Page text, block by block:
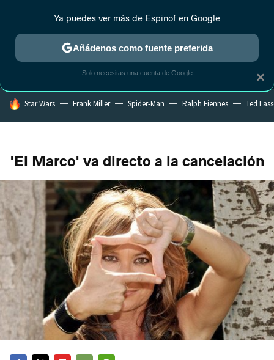
MENÚ NUEVO
ESTRENOS REALITY ANIME RANKINGS CINE
HOY SE HABLA DE
Star Wars Frank Miller Spider-Man Ralph Fiennes Ted
'El Marco' va directo a la cancelación
×
Ya puedes ver más de Espinof en Google
Añádenos como fuente preferida
Solo necesitas una cuenta de Google